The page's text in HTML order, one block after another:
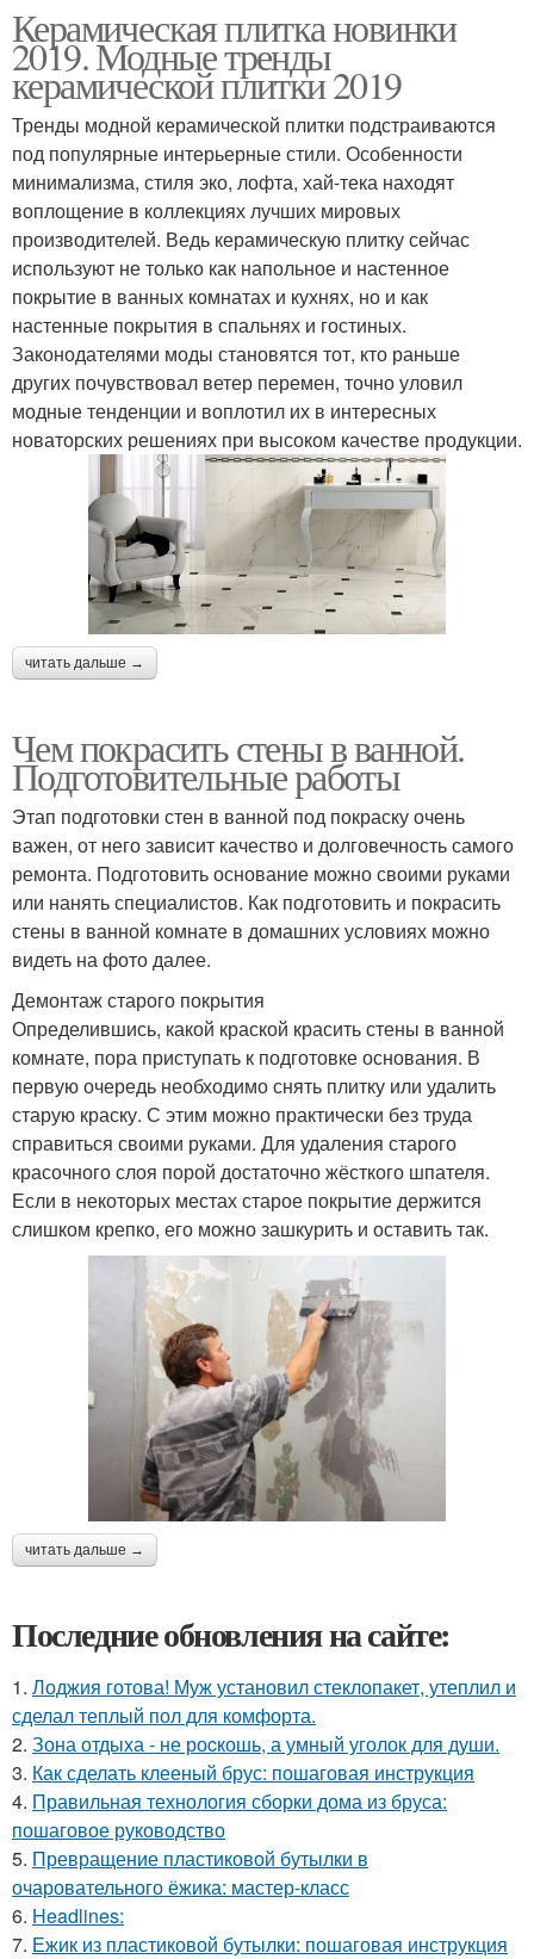
Керамическая плитка новинки
2019. Модные тренды
керамической плитки 2019
Тренды модной керамической плитки подстраиваются
под популярные интерьерные стили. Особенности
минимализма, стиля эко, лофта, хай-тека находят
воплощение в коллекциях лучших мировых
производителей. Ведь керамическую плитку сейчас
используют не только как напольное и настенное
покрытие в ванных комнатах и кухнях, но и как
настенные покрытия в спальнях и гостиных.
Законодателями моды становятся тот, кто раньше
других почувствовал ветер перемен, точно уловил
модные тенденции и воплотил их в интересных
новаторских решениях при высоком качестве продукции.
читать дальше →
Чем покрасить стены в ванной.
Подготовительные работы
Этап подготовки стен в ванной под покраску очень
важен, от него зависит качество и долговечность самого
ремонта. Подготовить основание можно своими руками
или нанять специалистов. Как подготовить и покрасить
стены в ванной комнате в домашних условиях можно
видеть на фото далее.
Демонтаж старого покрытия
Определившись, какой краской красить стены в ванной
комнате, пора приступать к подготовке основания. В
первую очередь необходимо снять плитку или удалить
старую краску. С этим можно практически без труда
справиться своими руками. Для удаления старого
красочного слоя порой достаточно жёсткого шпателя.
Если в некоторых местах старое покрытие держится
слишком крепко, его можно зашкурить и оставить так.
читать дальше →
Последние обновления на сайте:
1. Лоджия готова! Муж установил стеклопакет, утеплил и
сделал теплый пол для комфорта.
2. Зона отдыха - не роcкошь, а умный уголок для души.
3. Как сделать клееный брус: пошаговая инструкция
4. Правильная технология сборки дома из бруса:
пошаговое руководство
5. Превращение пластиковой бутылки в
очаровательного ёжика: мастер-класс
6. Headlines:
7. Ежик из пластиковой бутылки: пошаговая инструкция